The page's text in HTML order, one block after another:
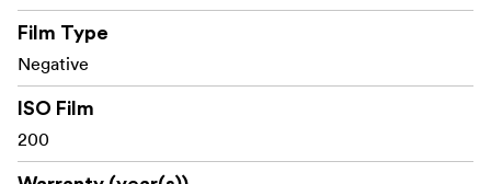
Film Type
Negative
ISO Film
200